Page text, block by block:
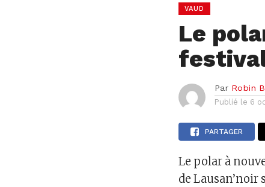
VAUD
Le
Par Robin
Publié le 6
PARTAGER
Le polar à
de Lausan’noir